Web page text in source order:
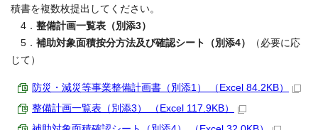
積書を複数枚提出してください。
4． 整備計画一覧表（別添3）
5． 補助対象面積按分方法及び確認シート（別添4）
（必要に応
じて）
防災・減災等事業整備計画書（別添1） （Excel 84.2KB）
整備計画一覧表（別添3） （Excel 117.9KB）